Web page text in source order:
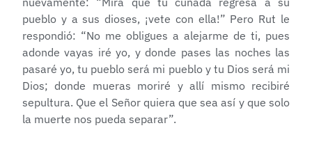
pueblo y a sus dioses, ¡vete con ella!” Pero Rut le
respondió: “No me obligues a alejarme de ti, pues
adonde vayas iré yo, y donde pases las noches las
pasaré yo, tu pueblo será mi pueblo y tu Dios será mi
Dios; donde mueras moriré y allí mismo recibiré
sepultura. Que el Señor quiera que sea así y que solo
la muerte nos pueda separar”.